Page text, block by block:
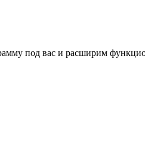
под вас и расширим